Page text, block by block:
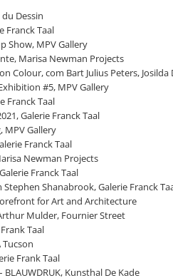
Dessin
Franck Taal
Show, MPV Gallery
Marisa Newman Projects
Colour, com Bart Julius Peters, Josilda
#5, MPV Gallery
Franck Taal
Galerie Franck Taal
MPV Gallery
Franck Taal
Newman Projects
Franck Taal
Shanabrook, Galerie Franck
for Art and Architecture
Mulder, Fournier Street
Taal
Tucson
Frank Taal
Kunsthal De Kade